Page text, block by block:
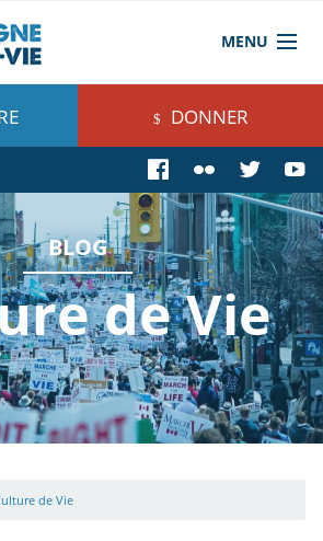
MENU
DONNER
BLOG
de Vie
de Vie